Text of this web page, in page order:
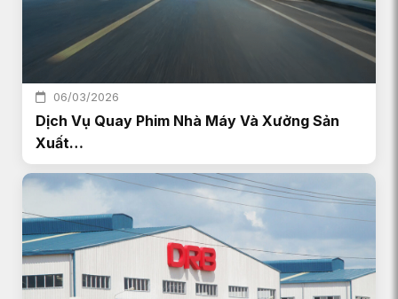
06/03/2026
Dịch Vụ Quay Phim Nhà Máy Và Xưởng Sản
Xuất…